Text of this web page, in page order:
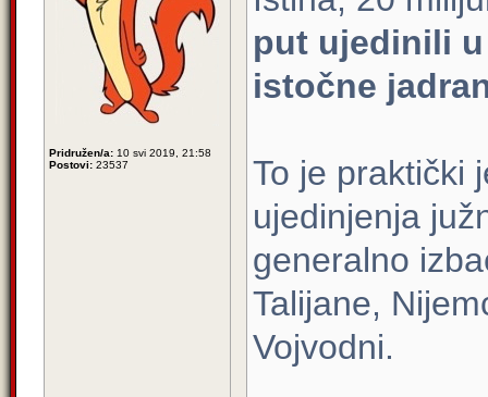
Pridružen/a: 10 svi 2019, 21:58
Postovi: 23537
put ujedinili
istočne
To je praktički
ujedinjenja
generalno
Talijane,
Vojvodni.